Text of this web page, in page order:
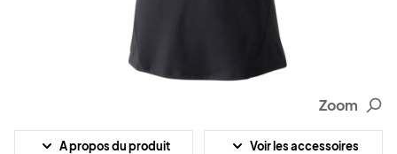
Zoom
A propos du produit Voir les accessoires